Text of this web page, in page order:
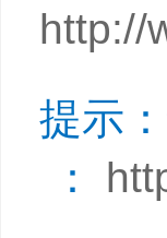
http://
提示
：